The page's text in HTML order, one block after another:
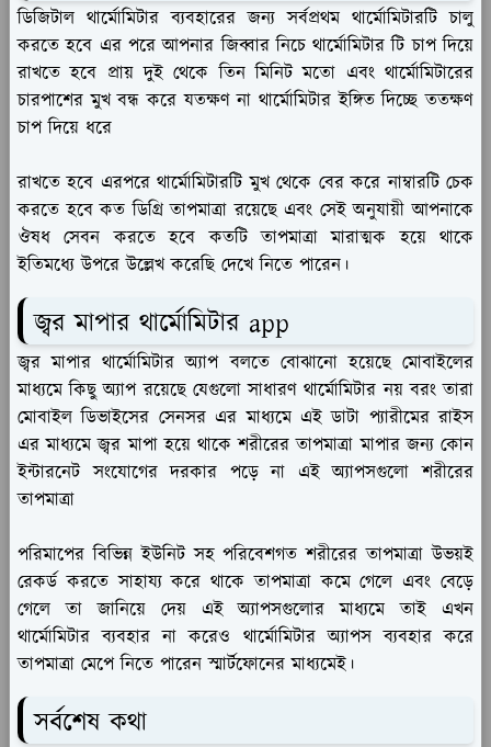
ডিজিটাল থার্মোমিটার ব্যবহারের জন্য সর্বপ্রথম থার্মোমিটারটি চালু
করতে হবে এর পরে আপনার জিব্বার নিচে থার্মোমিটার টি চাপ দিয়ে
রাখতে হবে প্রায় দুই থেকে তিন মিনিট মতো এবং থার্মোমিটারের
চারপাশের মুখ বন্ধ করে যতক্ষণ না থার্মোমিটার ইঙ্গিত দিচ্ছে ততক্ষণ
চাপ দিয়ে ধরে
রাখতে হবে এরপরে থার্মোমিটারটি মুখ থেকে বের করে নাম্বারটি চেক
করতে হবে কত ডিগ্রি তাপমাত্রা রয়েছে এবং সেই অনুযায়ী আপনাকে
ঔষধ সেবন করতে হবে কতটি তাপমাত্রা মারাত্মক হয়ে থাকে
ইতিমধ্যে উপরে উল্লেখ করেছি দেখে নিতে পারেন।
জ্বর মাপার থার্মোমিটার app
জ্বর মাপার থার্মোমিটার অ্যাপ বলতে বোঝানো হয়েছে মোবাইলের
মাধ্যমে কিছু অ্যাপ রয়েছে যেগুলো সাধারণ থার্মোমিটার নয় বরং তারা
মোবাইল ডিভাইসের সেনসর এর মাধ্যমে এই ডাটা প্যারীমের রাইস
এর মাধ্যমে জ্বর মাপা হয়ে থাকে শরীরের তাপমাত্রা মাপার জন্য কোন
ইন্টারনেট সংযোগের দরকার পড়ে না এই অ্যাপসগুলো শরীরের
তাপমাত্রা
পরিমাপের বিভিন্ন ইউনিট সহ পরিবেশগত শরীরের তাপমাত্রা উভয়ই
রেকর্ড করতে সাহায্য করে থাকে তাপমাত্রা কমে গেলে এবং বেড়ে
গেলে তা জানিয়ে দেয় এই অ্যাপসগুলোর মাধ্যমে তাই এখন
থার্মোমিটার ব্যবহার না করেও থার্মোমিটার অ্যাপস ব্যবহার করে
তাপমাত্রা মেপে নিতে পারেন স্মার্টফোনের মাধ্যমেই।
সর্বশেষ কথা